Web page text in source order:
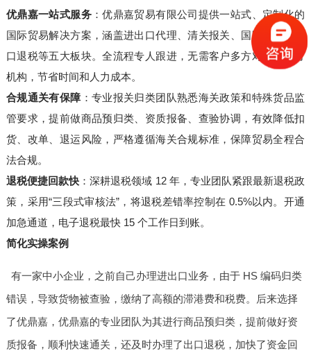
优鼎嘉一站式服务：优鼎嘉贸易有限公司提供一站式、定制化的
国际贸易解决方案，涵盖进出口代理、清关报关、国际货运、出
口退税等五大板块。全流程专人跟进，无需客户多方对接第三方
机构，节省时间和人力成本。
合规通关有保障：专业报关归类团队熟悉海关政策和特殊货品监
管要求，提前做商品预归类、资质报备、查验协调，有效降低扣
货、改单、退运风险，严格遵循海关合规标准，保障贸易全程合
法合规。
退税便捷回款快 ：深耕退税领域 12 年，专业团队紧跟最新退税政
策，采用“三段式审核法”，将退税差错率控制在 0.5%以内。开通
加急通道，电子退税最快 15 个工作日到账。
简化实操案例
有一家中小企业，之前自己办理进出口业务，由于 HS 编码归类
错误，导致货物被查验，缴纳了高额的滞港费和税费。后来选择
了优鼎嘉，优鼎嘉的专业团队为其进行商品预归类，提前做好资
质报备，顺利快速通关，还及时办理了出口退税，加快了资金回